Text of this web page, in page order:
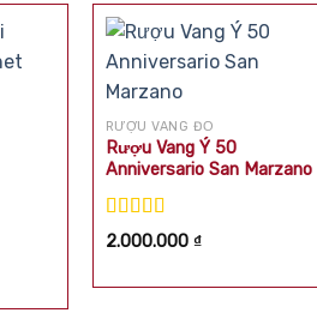
RƯỢU VANG ĐỎ
Rượu Vang Ý 50
Anniversario San Marzano
Được xếp
hạng5.005
2.000.000 ₫